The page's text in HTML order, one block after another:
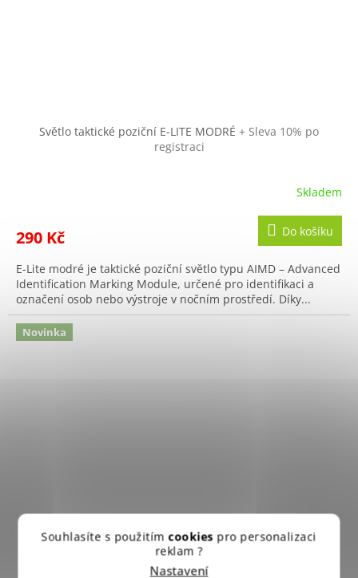
Souhlasíte s použitímcookies pro personalizaci
reklam ?
Nastavení
Světlo taktické poziční E-LITE MODRÉ + Sleva 10% po
registraci
Skladem
290 Kč Do košíku
E-Lite modré je taktické poziční světlo typu AIMD – Advanced
Identification Marking Module, určené pro identifikaci a
označení osob nebo výstroje v nočním prostředí. Díky...
Novinka